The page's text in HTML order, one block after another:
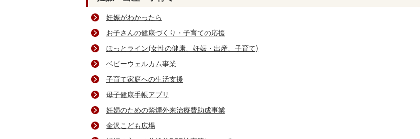
妊娠がわかったら
お子さんの健康づくり・子育ての応援
ほっとライン(女性の健康、妊娠・出産、子育て)
ベビーウェルカム事業
子育て家庭への生活支援
母子健康手帳アプリ
妊婦のための禁煙外来治療費助成事業
金沢こども広場